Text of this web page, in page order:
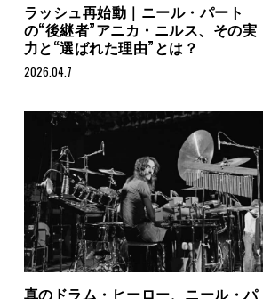
ラッシュ再始動｜ニール・パート
の“後継者”アニカ・ニルス、その実
力と“選ばれた理由”とは？
2026.04.7
真のドラム・ヒーロー、ニール・パ